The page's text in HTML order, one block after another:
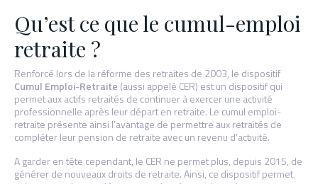
Qu’est ce que le cumul-emploi
retraite ?
Renforcé lors de la réforme des retraites de 2003, le dispositif
Cumul Emploi-Retraite (aussi appelé CER) est un dispositif qui
permet aux actifs retraités de continuer à exercer une activité
professionnelle après leur départ en retraite. Le cumul emploi-
retraite présente ainsi l’avantage de permettre aux retraités de
compléter leur pension de retraite avec un revenu d’activité.
A garder en tête cependant, le CER ne permet plus, depuis 2015, de
générer de nouveaux droits de retraite. Ainsi, ce dispositif permet